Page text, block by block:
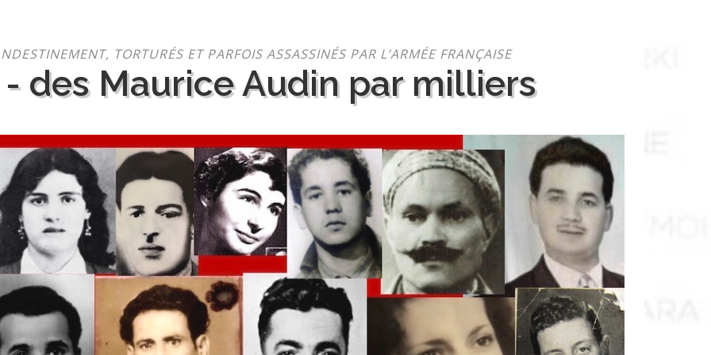
TORTURÉS ET PARFOIS ASSASSINÉS PAR L’ARMÉE FRANÇAISE
des Maurice Audin par milliers